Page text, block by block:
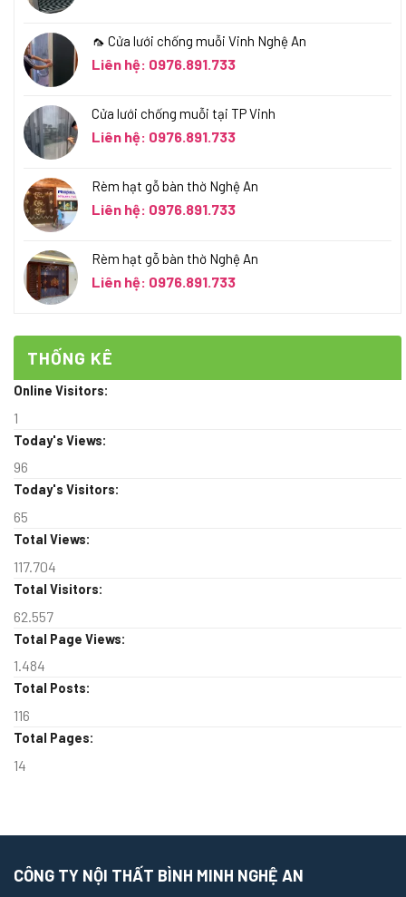
🦟 Cửa lưới chống muỗi Vinh Nghệ An
Liên hệ: 0976.891.733
Cửa lưới chống muỗi tại TP Vinh
Liên hệ: 0976.891.733
Rèm hạt gỗ bàn thờ Nghệ An
Liên hệ: 0976.891.733
Rèm hạt gỗ bàn thờ Nghệ An
Liên hệ: 0976.891.733
THỐNG KÊ
Online Visitors:
1
Today's Views:
96
Today's Visitors:
65
Total Views:
117.704
Total Visitors:
62.557
Total Page Views:
1.484
Total Posts:
116
Total Pages:
14
CÔNG TY NỘI THẤT BÌNH MINH NGHỆ AN